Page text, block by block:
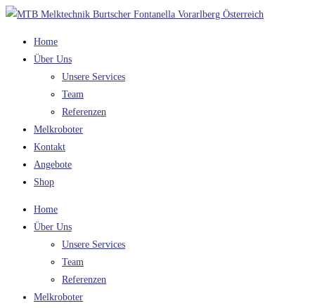
Zum
springen
Home
Über Uns
Unsere Services
Team
Referenzen
Melkroboter
Kontakt
Angebote
Shop
Home
Über Uns
Unsere Services
Team
Referenzen
Melkroboter